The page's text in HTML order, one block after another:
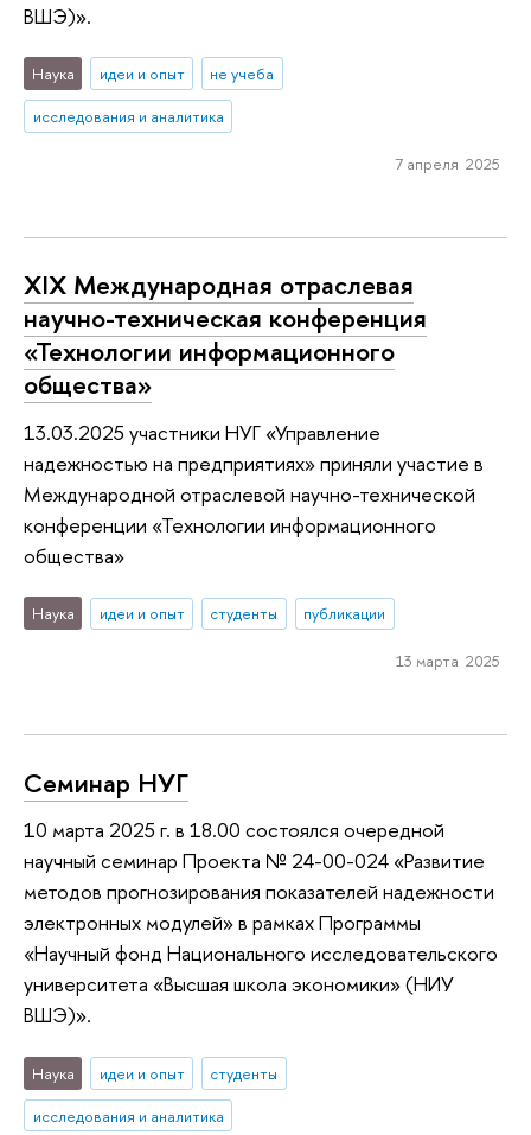
ВШЭ)».
Наука идеи и опыт
не учеба
исследования и аналитика
7 апреля 2025
XIX Международная отраслевая
научно-техническая конференция
«Технологии информационного
общества»
13.03.2025 участники НУГ «Управление
надежностью на предприятиях» приняли участие в
Международной отраслевой научно-технической
конференции «Технологии информационного
общества»
Наука идеи и опыт студенты публикации
13 марта 2025
Семинар НУГ
10 марта 2025 г. в 18.00 состоялся очередной
научный семинар Проекта № 24-00-024 «Развитие
методов прогнозирования показателей надежности
электронных модулей» в рамках Программы
«Научный фонд Национального исследовательского
университета «Высшая школа экономики» (НИУ
ВШЭ)».
Наука идеи и опыт
студенты
исследования и аналитика